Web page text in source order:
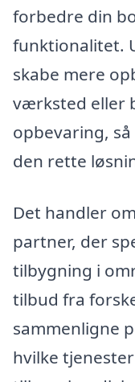
forbedre din
funktionalitet.
skabe mere
værksted eller
opbevaring,
den rette
Det handler
partner, der
tilbygning i
tilbud fra
sammenligne
hvilke